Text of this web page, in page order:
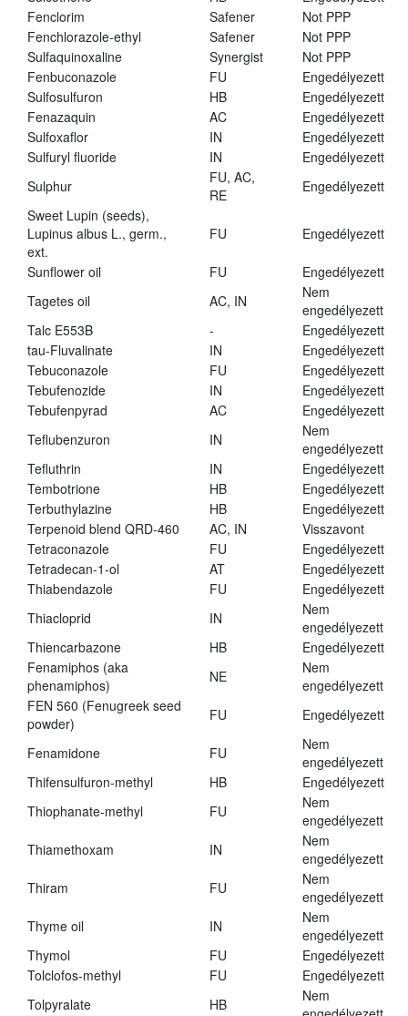
Fenclorim
Safener
Not PPP
Fenchlorazole-ethyl
Safener
Not PPP
Sulfaquinoxaline
Synergist
Not PPP
Fenbuconazole
FU
Engedélyezett
Sulfosulfuron
HB
Engedélyezett
Fenazaquin
AC
Engedélyezett
Sulfoxaflor
IN
Engedélyezett
Sulfuryl fluoride
IN
Engedélyezett
Sulphur
FU, AC,
RE
Engedélyezett
Sweet Lupin (seeds),
Lupinus albus L., germ.,
ext.
FU Engedélyezett
Sunflower oil FU
Engedélyezett
Tagetes oil
AC, IN
Nem
engedélyezett
Talc E553B
-
Engedélyezett
tau-Fluvalinate
IN
Engedélyezett
Tebuconazole
FU
Engedélyezett
Tebufenozide
IN
Engedélyezett
Tebufenpyrad
AC
Engedélyezett
Teflubenzuron
IN
Nem
engedélyezett
Tefluthrin
IN
Engedélyezett
Tembotrione
HB
Engedélyezett
Terbuthylazine
HB
Engedélyezett
Terpenoid blend QRD-460
AC, IN
Visszavont
Tetraconazole
FU
Engedélyezett
Tetradecan-1-ol
AT
Engedélyezett
Thiabendazole
FU
Engedélyezett
Thiacloprid
IN
Nem
engedélyezett
Thiencarbazone
HB
Engedélyezett
Fenamiphos (aka
phenamiphos)
NE
Nem
engedélyezett
FEN 560 (Fenugreek seed
powder)
FU Engedélyezett
Fenamidone FU
Nem
engedélyezett
Thifensulfuron-methyl
HB
Engedélyezett
Thiophanate-methyl
FU
Nem
engedélyezett
Thiamethoxam
IN
Nem
engedélyezett
Thiram
FU
Nem
engedélyezett
Thyme oil
IN
Nem
engedélyezett
Thymol
FU
Engedélyezett
Tolclofos-methyl
FU
Engedélyezett
Tolpyralate
HB
Nem